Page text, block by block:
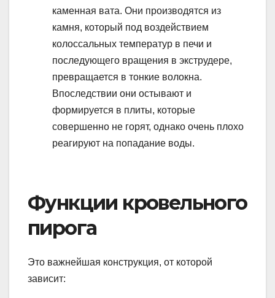
каменная вата. Они производятся из
камня, который под воздействием
колоссальных температур в печи и
последующего вращения в экструдере,
превращается в тонкие волокна.
Впоследствии они остывают и
формируется в плиты, которые
совершенно не горят, однако очень плохо
реагируют на попадание воды.
Функции кровельного
пирога
Это важнейшая конструкция, от которой
зависит: